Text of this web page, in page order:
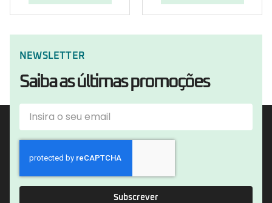
NEWSLETTER
Saiba as últimas promoções
Subscrever